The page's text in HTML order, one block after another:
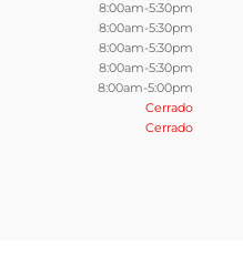
8:00am-5:30pm
8:00am-5:30pm
8:00am-5:30pm
8:00am-5:30pm
8:00am-5:00pm
Cerrado
Cerrado